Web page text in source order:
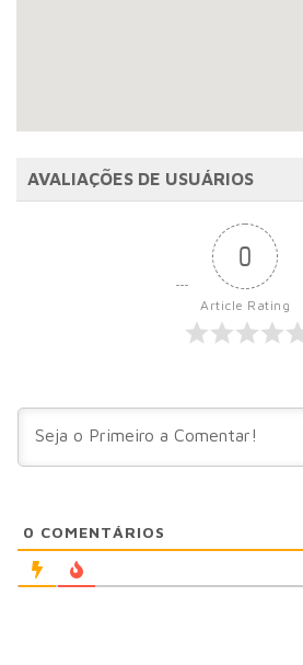
AVALIAÇÕES DE USUÁRIOS
0
Article Rating
0 COMENTÁRIOS